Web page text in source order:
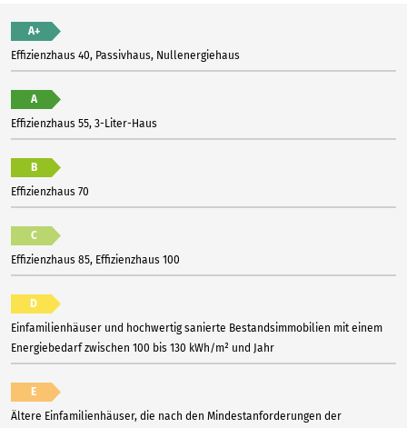
A+
Effizienzhaus 40, Passivhaus, Nullenergiehaus
A
Effizienzhaus 55, 3-Liter-Haus
B
Effizienzhaus 70
C
Effizienzhaus 85, Effizienzhaus 100
D
Einfamilienhäuser und hochwertig sanierte Bestandsimmobilien mit einem
Energiebedarf zwischen 100 bis 130 kWh/m² und Jahr
E
Ältere Einfamilienhäuser, die nach den Mindestanforderungen der